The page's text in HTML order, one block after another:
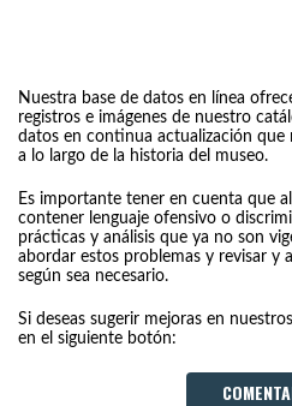
Nuestra base de datos en línea
registros e imágenes de nuestro
datos en continua actualización que
a lo largo de la historia del museo.
Es importante tener en cuenta que
contener lenguaje ofensivo o
prácticas y análisis que ya no son
abordar estos problemas y revisar y
según sea necesario.
Si deseas sugerir mejoras en
en el siguiente botón: